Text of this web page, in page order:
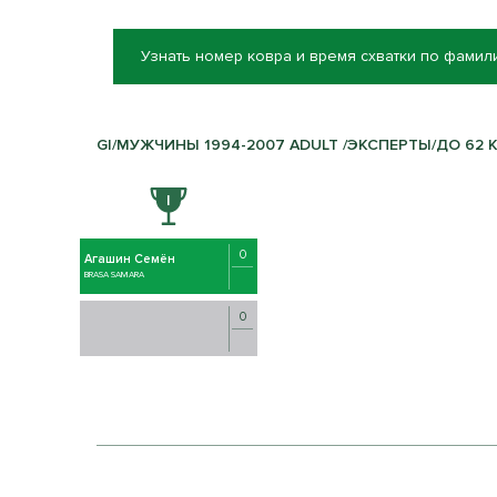
Узнать номер ковра и время схватки по
GI/МУЖЧИНЫ 1994-2007 ADULT /ЭКСПЕРТЫ/ДО 62
Агашин Семён
BRASA SAMARA
0
0